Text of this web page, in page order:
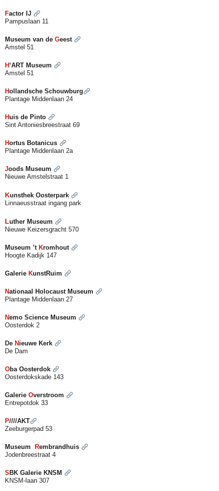
Factor IJ
Pampuslaan 11
Museum van de Geest
Amstel 51
H‘ART Museum
Amstel 51
Hollandsche Schouwburg
Plantage Middenlaan 24
Huis de Pinto
Sint Antoniesbreestraat 69
Hortus Botanicus
Plantage Middenlaan 2a
Joods Museum
Nieuwe Amstelstraat 1
Kunsthek Oosterpark
Linnaeusstraat ingang park
Luther Museum
Nieuwe Keizersgracht 570
Museum ’tKromhout
Hoogte Kadijk 147
Galerie KunstRuim
Nationaal Holocaust Museum
Plantage Middenlaan 27
Nemo Science Museum
Oosterdok 2
De N ieuwe Kerk
De Dam
Oba Oosterdok
Oosterdokskade 143
Galerie Overstroom
Entrepotdok 33
P////AKT
Zeeburgerpad 53
Museum Rembrandhuis
Jodenbreestraat 4
S BK Galerie KNSM
KNSM-laan 307